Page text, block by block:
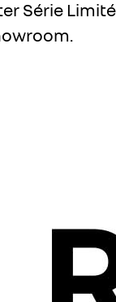
Série